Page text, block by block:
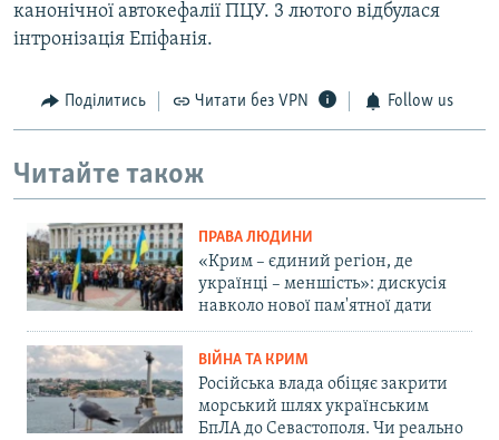
канонічної автокефалії ПЦУ. 3 лютого відбулася
інтронізація Епіфанія.
Поділитись Читати без VPN Follow us
Читайте також
ПРАВА ЛЮДИНИ
«Крим – єдиний регіон, де
українці – меншість»: дискусія
навколо нової пам'ятної дати
ВІЙНА ТА КРИМ
Російська влада обіцяє закрити
морський шлях українським
БпЛА до Севастополя. Чи реально